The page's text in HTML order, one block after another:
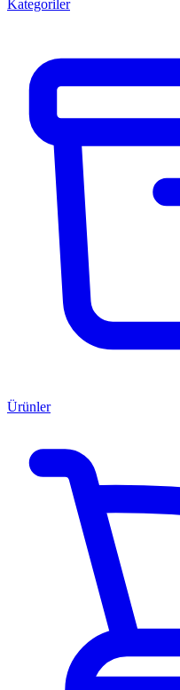
Kategoriler
Ürünler